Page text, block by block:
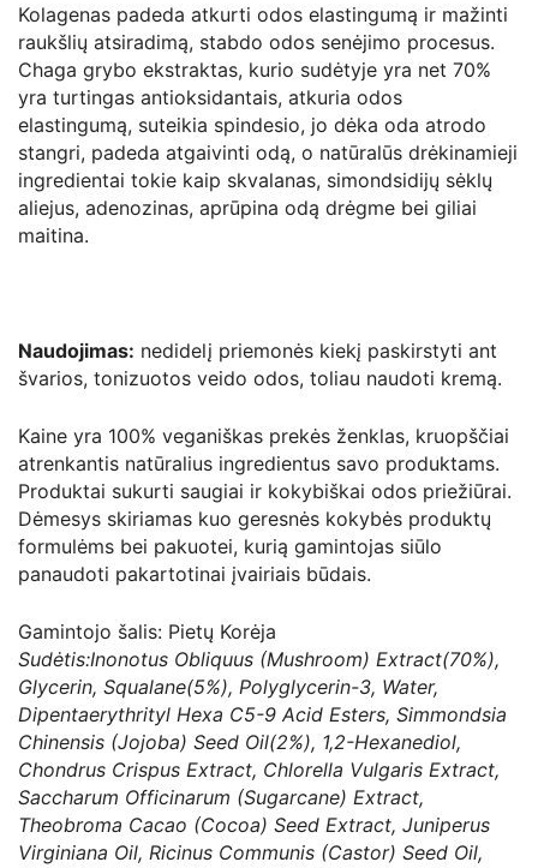
Kolagenas padeda atkurti odos elastingumą ir mažinti
raukšlių atsiradimą, stabdo odos senėjimo procesus.
Chaga grybo ekstraktas, kurio sudėtyje yra net 70%
yra turtingas antioksidantais, atkuria odos
elastingumą, suteikia spindesio, jo dėka oda atrodo
stangri, padeda atgaivinti odą, o natūralūs drėkinamieji
ingredientai tokie kaip skvalanas, simondsidijų sėklų
aliejus, adenozinas, aprūpina odą drėgme bei giliai
maitina.
Naudojimas: nedidelį priemonės kiekį paskirstyti ant
švarios, tonizuotos veido odos, toliau naudoti kremą.
Kaine yra 100% veganiškas prekės ženklas, kruopščiai
atrenkantis natūralius ingredientus savo produktams.
Produktai sukurti saugiai ir kokybiškai odos priežiūrai.
Dėmesys skiriamas kuo geresnės kokybės produktų
formulėms bei pakuotei, kurią gamintojas siūlo
panaudoti pakartotinai įvairiais būdais.
Gamintojo šalis: Pietų Korėja
Sudėtis:Inonotus Obliquus (Mushroom) Extract(70%),
Glycerin, Squalane(5%), Polyglycerin-3, Water,
Dipentaerythrityl Hexa C5-9 Acid Esters, Simmondsia
Chinensis (Jojoba) Seed Oil(2%), 1,2-Hexanediol,
Chondrus Crispus Extract, Chlorella Vulgaris Extract,
Saccharum Officinarum (Sugarcane) Extract,
Theobroma Cacao (Cocoa) Seed Extract, Juniperus
Virginiana Oil, Ricinus Communis (Castor) Seed Oil,